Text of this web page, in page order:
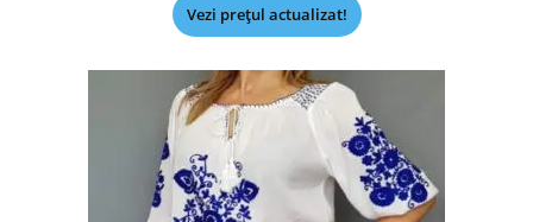
Vezi prețul actualizat!